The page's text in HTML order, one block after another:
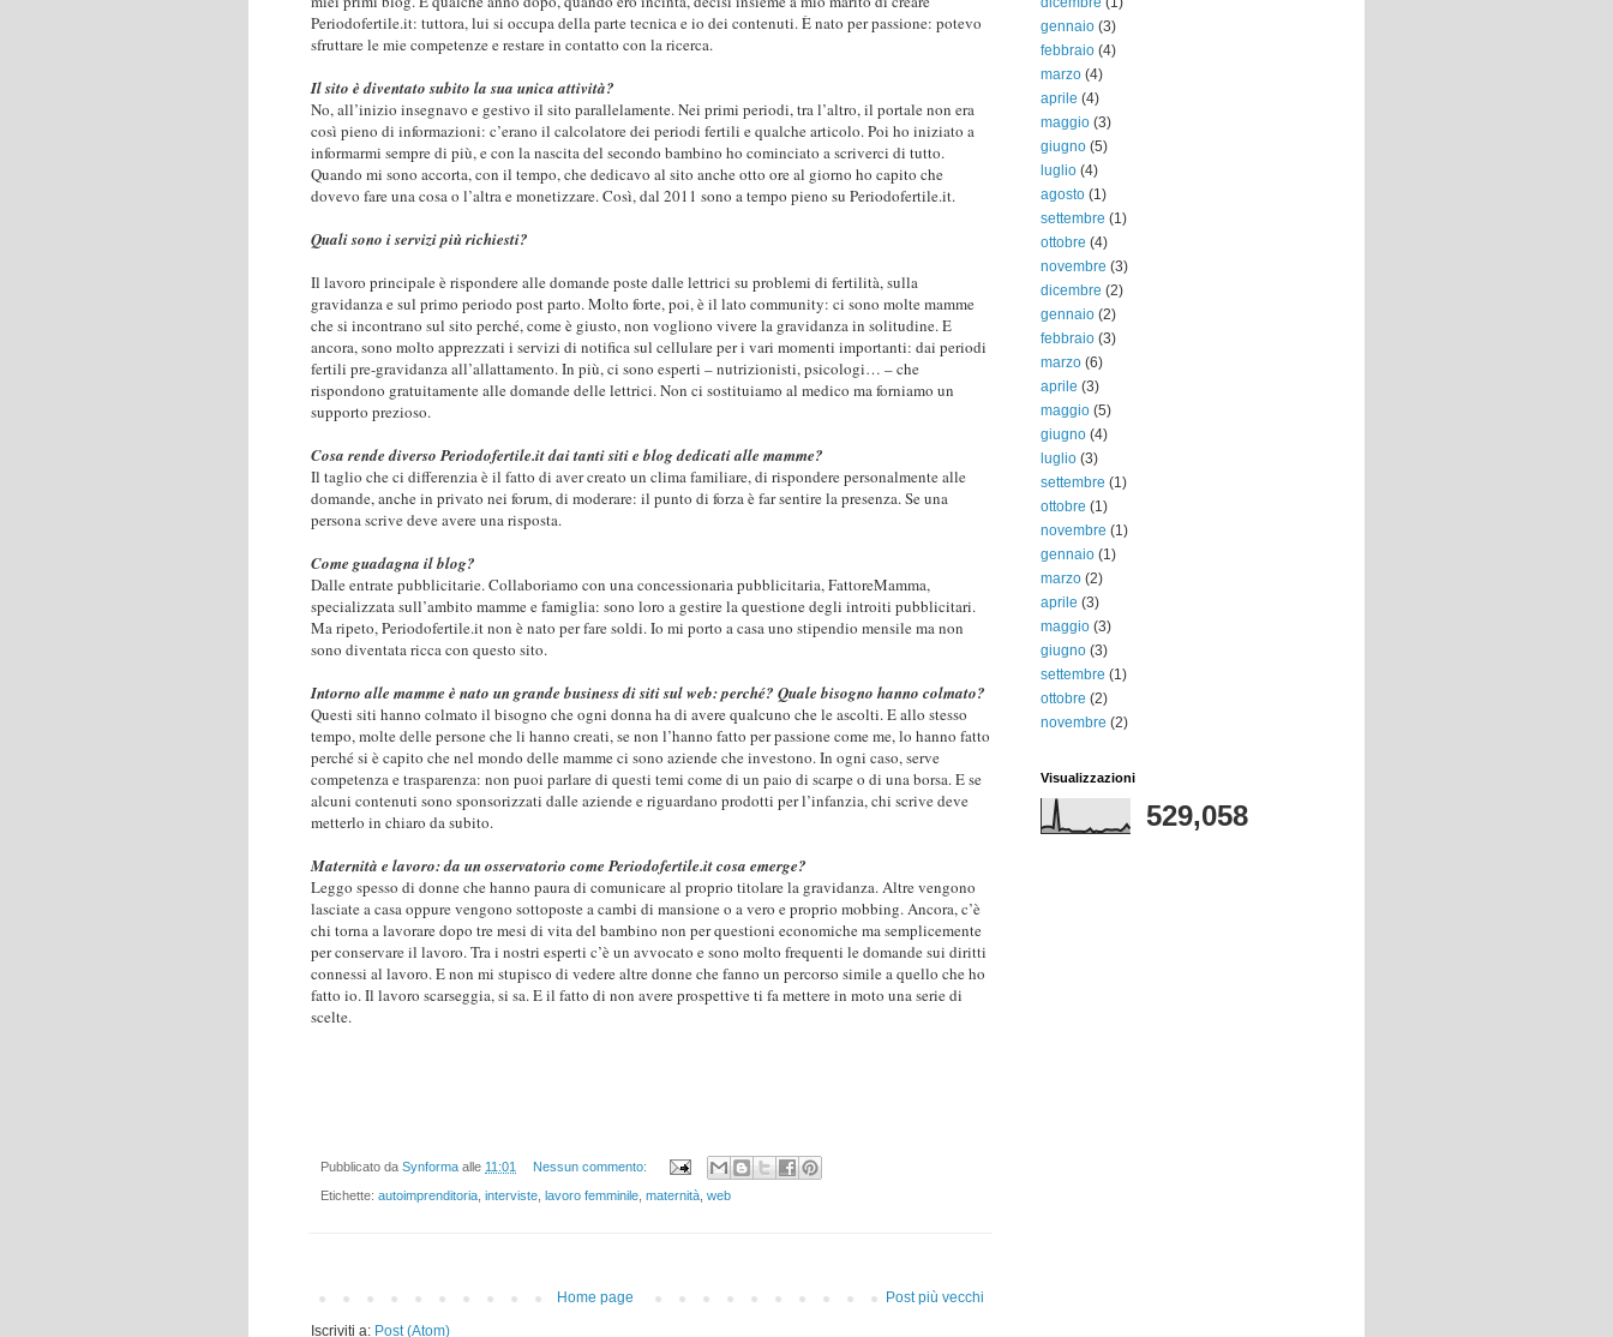
Periodofertile.it: tuttora, lui si occupa della parte tecnica e io dei contenuti. È nato per passione: potevo
sfruttare le mie competenze e restare in contatto con la ricerca.
Il sito è diventato subito la sua unica attività?
No, all’inizio insegnavo e gestivo il sito parallelamente. Nei primi periodi, tra l’altro, il portale non era
così pieno di informazioni: c’erano il calcolatore dei periodi fertili e qualche articolo. Poi ho iniziato a
informarmi sempre di più, e con la nascita del secondo bambino ho cominciato a scriverci di tutto.
Quando mi sono accorta, con il tempo, che dedicavo al sito anche otto ore al giorno ho capito che
dovevo fare una cosa o l’altra e monetizzare. Così, dal 2011 sono a tempo pieno su Periodofertile.it.
Quali sono i servizi più richiesti?
Il lavoro principale è rispondere alle domande poste dalle lettrici su problemi di fertilità, sulla
gravidanza e sul primo periodo post parto. Molto forte, poi, è il lato community: ci sono molte mamme
che si incontrano sul sito perché, come è giusto, non vogliono vivere la gravidanza in solitudine. E
ancora, sono molto apprezzati i servizi di notifica sul cellulare per i vari momenti importanti: dai periodi
fertili pre-gravidanza all’allattamento. In più, ci sono esperti – nutrizionisti, psicologi… – che
rispondono gratuitamente alle domande delle lettrici. Non ci sostituiamo al medico ma forniamo un
supporto prezioso.
Cosa rende diverso Periodofertile.it dai tanti siti e blog dedicati alle mamme?
Il taglio che ci differenzia è il fatto di aver creato un clima familiare, di rispondere personalmente alle
domande, anche in privato nei forum, di moderare: il punto di forza è far sentire la presenza. Se una
persona scrive deve avere una risposta.
Come guadagna il blog?
Dalle entrate pubblicitarie. Collaboriamo con una concessionaria pubblicitaria, FattoreMamma,
specializzata sull’ambito mamme e famiglia: sono loro a gestire la questione degli introiti pubblicitari.
Ma ripeto, Periodofertile.it non è nato per fare soldi. Io mi porto a casa uno stipendio mensile ma non
sono diventata ricca con questo sito.
Intorno alle mamme è nato un grande business di siti sul web: perché? Quale bisogno hanno colmato?
Questi siti hanno colmato il bisogno che ogni donna ha di avere qualcuno che le ascolti. E allo stesso
tempo, molte delle persone che li hanno creati, se non l’hanno fatto per passione come me, lo hanno fatto
perché si è capito che nel mondo delle mamme ci sono aziende che investono. In ogni caso, serve
competenza e trasparenza: non puoi parlare di questi temi come di un paio di scarpe o di una borsa. E se
alcuni contenuti sono sponsorizzati dalle aziende e riguardano prodotti per l’infanzia, chi scrive deve
metterlo in chiaro da subito.
Maternità e lavoro: da un osservatorio come Periodofertile.it cosa emerge?
Leggo spesso di donne che hanno paura di comunicare al proprio titolare la gravidanza. Altre vengono
lasciate a casa oppure vengono sottoposte a cambi di mansione o a vero e proprio mobbing. Ancora, c’è
chi torna a lavorare dopo tre mesi di vita del bambino non per questioni economiche ma semplicemente
per conservare il lavoro. Tra i nostri esperti c’è un avvocato e sono molto frequenti le domande sui diritti
connessi al lavoro. E non mi stupisco di vedere altre donne che fanno un percorso simile a quello che ho
fatto io. Il lavoro scarseggia, si sa. E il fatto di non avere prospettive ti fa mettere in moto una serie di
scelte.
Pubblicato da Synforma alle 11:01 Nessun commento:
Etichette: autoimprenditoria interviste lavoro femminile maternità web
Post più vecchi
Home page
Iscriviti a: Post (Atom)
gennaio (3)
febbraio (4)
marzo (4)
aprile (4)
maggio (3)
giugno (5)
luglio (4)
agosto (1)
settembre (1)
ottobre (4)
novembre (3)
dicembre (2)
gennaio (2)
febbraio (3)
marzo (6)
aprile (3)
maggio (5)
giugno (4)
luglio (3)
settembre (1)
ottobre (1)
novembre (1)
gennaio (1)
marzo (2)
aprile (3)
maggio (3)
giugno (3)
settembre (1)
ottobre (2)
novembre (2)
Visualizzazioni
529,058